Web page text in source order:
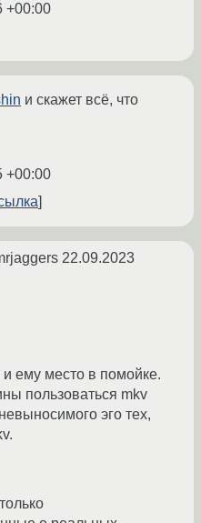
+00:00
и скажет всё, что
+00:00
22.09.2023
ему место в помойке.
пользоваться mkv
эго тех,